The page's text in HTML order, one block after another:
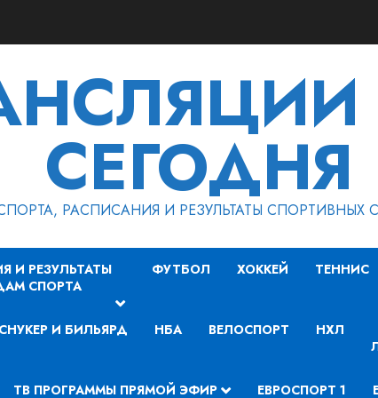
СЕГОДНЯ
РАСПИСАНИЯ И РЕЗУЛЬТАТЫ СПОРТИВНЫХ
И РЕЗУЛЬТАТЫ
СПОРТА
ФУТБОЛ ХОККЕЙ ТЕННИС
СНУКЕР И БИЛЬЯРД НБА ВЕЛОСПОРТ НХЛ
ТВ ПРОГРАММЫ ПРЯМОЙ ЭФИР ЕВРОСПОРТ 1